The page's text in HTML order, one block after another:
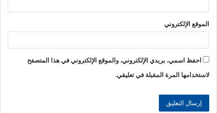
الموقع الإلكتروني
احفظ اسمي، بريدي الإلكتروني، والموقع الإلكتروني في هذا المتصفح
لاستخدامها المرة المقبلة في تعليقي.